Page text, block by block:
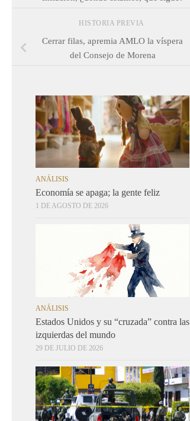
HISTORIA PREVIA
Cerrar filas, apremia AMLO la víspera
del Consejo de Morena
ANÁLISIS
Economía se apaga; la gente feliz
1 DE AGOSTO DE 2026
ANÁLISIS
Estados Unidos y su “cruzada” contra las
izquierdas del mundo
29 DE JULIO DE 2026